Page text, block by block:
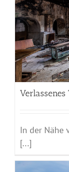
In der Nähe
[...]